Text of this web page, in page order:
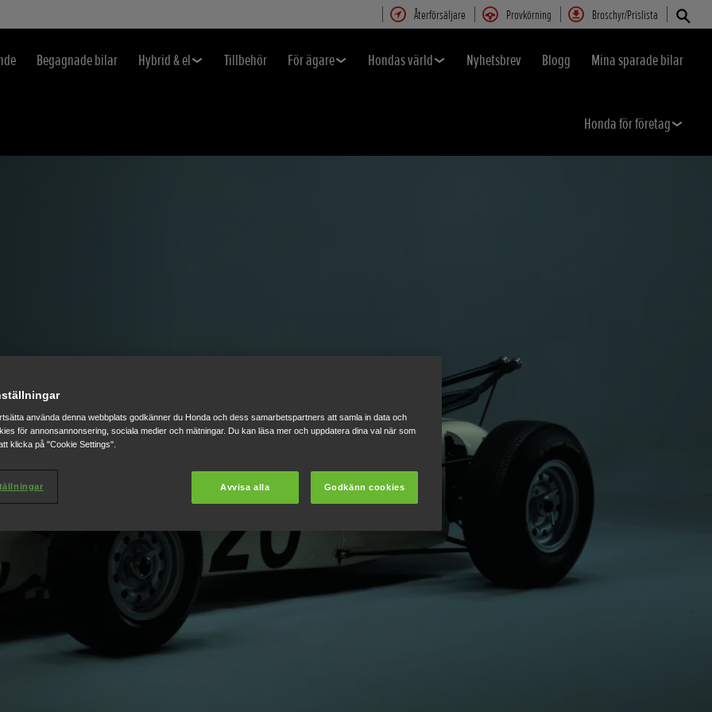
Återförsäljare Provkörning Broschyr/Prislista
Begagnade bilar Hybrid & el Tillbehör För ägare Hondas värld Nyhetsbrev Blogg Mina sparade bilar
Honda för företag
det är viljan att
använda denna webbplats godkänner du Honda och dess samarbetspartners att samla in data och
för annonsannonsering, sociala medier och mätningar. Du kan läsa mer och uppdatera dina val när som
klicka på "Cookie Settings".
Avvisa alla Godkänn cookies